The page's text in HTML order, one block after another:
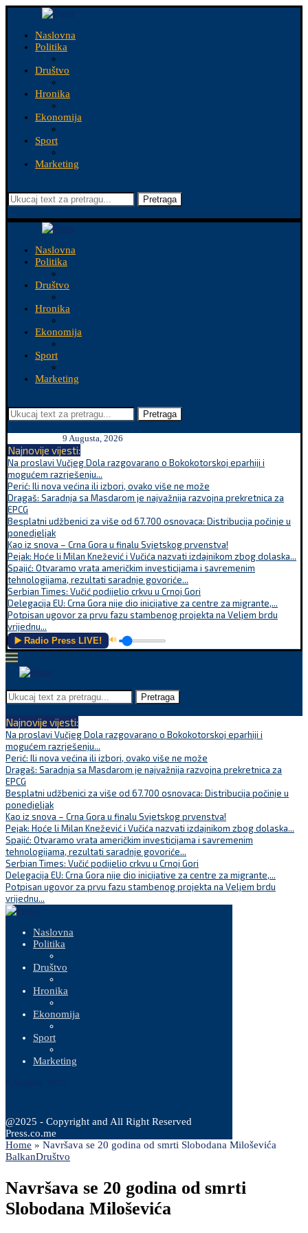
Naslovna
Politika
Društvo
Hronika
Ekonomija
Sport
Marketing
Pretraga
Naslovna
Politika
Društvo
Hronika
Ekonomija
Sport
Marketing
Pretraga
9 Augusta, 2026
Najnovije vijesti:
Na proslavi Vučjeg Dola razgovarano o Bokokotorskoj eparhiji i
mogućem razrješenju...
Perić: Ili nova većina ili izbori, ovako više ne može
Dragaš: Saradnja sa Masdarom je najvažnija razvojna prekretnica za
EPCG
Besplatni udžbenici za više od 67.700 osnovaca: Distribucija počinje u
ponedjeljak
Kao iz snova – Crna Gora u finalu Svjetskog prvenstva!
Pejak: Hoće li Milan Knežević i Vučića nazvati izdajnikom zbog dolaska...
Spajić: Otvaramo vrata američkim investicijama i savremenim
tehnologijama, rezultati saradnje govoriće...
Serbian Times: Vučić podijelio crkvu u Crnoj Gori
Delegacija EU: Crna Gora nije dio inicijative za centre za migrante,...
Potpisan ugovor za prvu fazu stambenog projekta na Veljem brdu
vrijednu...
▶️ Radio Press LIVE! 🔊
Pretraga
Najnovije vijesti:
Na proslavi Vučjeg Dola razgovarano o Bokokotorskoj eparhiji i
mogućem razrješenju...
Perić: Ili nova većina ili izbori, ovako više ne može
Dragaš: Saradnja sa Masdarom je najvažnija razvojna prekretnica za
EPCG
Besplatni udžbenici za više od 67.700 osnovaca: Distribucija počinje u
ponedjeljak
Kao iz snova – Crna Gora u finalu Svjetskog prvenstva!
Pejak: Hoće li Milan Knežević i Vučića nazvati izdajnikom zbog dolaska...
Spajić: Otvaramo vrata američkim investicijama i savremenim
tehnologijama, rezultati saradnje govoriće...
Serbian Times: Vučić podijelio crkvu u Crnoj Gori
Delegacija EU: Crna Gora nije dio inicijative za centre za migrante,...
Potpisan ugovor za prvu fazu stambenog projekta na Veljem brdu
vrijednu...
Naslovna
Politika
Društvo
Hronika
Ekonomija
Sport
Marketing
@2025 - Copyright and All Right Reserved
Press.co.me
Home » Navršava se 20 godina od smrti Slobodana Miloševića
BalkanDruštvo
Navršava se 20 godina od smrti
Slobodana Miloševića